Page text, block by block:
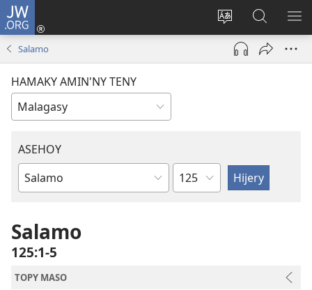
JW.ORG
Hiova
fiteny
Hiditra
(manokatra
rohy)
ato
Amin’ny
Salamo
HAMAKY AMIN'NY TENY
ASEHOY
Boky
Amin’ny
Baiboly
Toko
Salamo
125:1-5
TOPY MASO